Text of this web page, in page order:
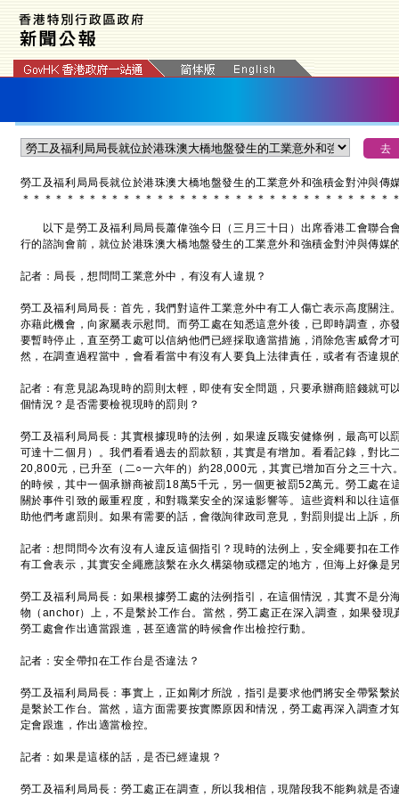
勞工及福利局局長就位於港珠澳大橋地盤發生的工業意外和強積金對沖與傳
＊ ＊ ＊ ＊ ＊ ＊ ＊ ＊ ＊ ＊ ＊ ＊ ＊ ＊ ＊ ＊ ＊ ＊ ＊ ＊ ＊ ＊ ＊ ＊ ＊ ＊ ＊ ＊ ＊ ＊ ＊ ＊ ＊
以下是勞工及福利局局長蕭偉強今日（三月三十日）出席香港工會聯合
行的諮詢會前，就位於港珠澳大橋地盤發生的工業意外和強積金對沖與傳媒
記者：局長，想問問工業意外中，有沒有人違規？
勞工及福利局局長：首先，我們對這件工業意外中有工人傷亡表示高度關注
亦藉此機會，向家屬表示慰問。而勞工處在知悉這意外後，已即時調查，亦
要暫時停止，直至勞工處可以信納他們已經採取適當措施，消除危害威脅才
然，在調查過程當中，會看看當中有沒有人要負上法律責任，或者有否違規
記者：有意見認為現時的罰則太輕，即使有安全問題，只要承辦商賠錢就可
個情況？是否需要檢視現時的罰則？
勞工及福利局局長：其實根據現時的法例，如果違反職安健條例，最高可以
可達十二個月）。我們看看過去的罰款額，其實是有增加。看看記錄，對比
20,800元，已升至（二○一六年的）約28,000元，其實已增加百分之三十六
的時候，其中一個承辦商被罰18萬5千元，另一個更被罰52萬元。勞工處在
關於事件引致的嚴重程度，和對職業安全的深遠影響等。這些資料和以往這
助他們考慮罰則。如果有需要的話，會徵詢律政司意見，對罰則提出上訴，
記者：想問問今次有沒有人違反這個指引？現時的法例上，安全繩要扣在工
有工會表示，其實安全繩應該繫在永久構築物或穩定的地方，但海上好像是
勞工及福利局局長：如果根據勞工處的法例指引，在這個情況，其實不是分
物（anchor）上，不是繫於工作台。當然，勞工處正在深入調查，如果發
勞工處會作出適當跟進，甚至適當的時候會作出檢控行動。
記者：安全帶扣在工作台是否違法？
勞工及福利局局長：事實上，正如剛才所說，指引是要求他們將安全帶緊繫
是繫於工作台。當然，這方面需要按實際原因和情況，勞工處再深入調查才
定會跟進，作出適當檢控。
記者：如果是這樣的話，是否已經違規？
勞工及福利局局長：勞工處正在調查，所以我相信，現階段我不能夠就是否